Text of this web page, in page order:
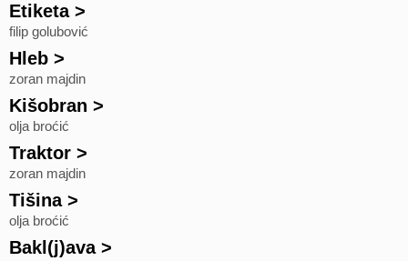
Etiketa>
filip golubović
Hleb >
zoran majdin
Kišobran >
olja broćić
Traktor >
zoran majdin
Tišina>
olja broćić
Bakl(j)ava>